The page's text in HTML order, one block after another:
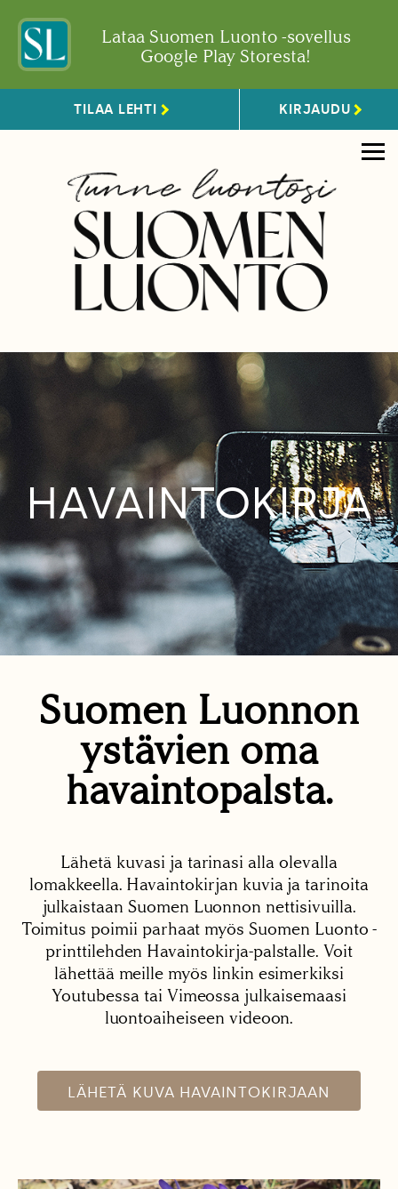
Lataa Suomen Luonto -sovellus
Google Play Storesta!
TILAA LEHTI KIRJAUDU
HAVAINTOKIRJA
Suomen Luonnon
ystävien oma
havaintopalsta.
Lähetä kuvasi ja tarinasi alla olevalla
lomakkeella. Havaintokirjan kuvia ja tarinoita
julkaistaan Suomen Luonnon nettisivuilla.
Toimitus poimii parhaat myös Suomen Luonto -
printtilehden Havaintokirja-palstalle. Voit
lähettää meille myös linkin esimerkiksi
Youtubessa tai Vimeossa julkaisemaasi
luontoaiheiseen videoon.
LÄHETÄ KUVA HAVAINTOKIRJAAN